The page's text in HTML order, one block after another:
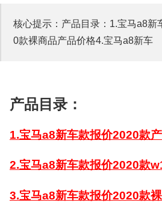
核心提示：产品目录：1.宝马a8
0款裸商品产品价格4.宝马a8新车
产品目录：
1.宝马a8新车款报价2020款
2.宝马a8新车款报价2020款
3.宝马a8新车款报价2020款